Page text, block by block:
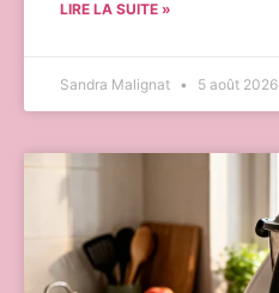
LIRE LA SUITE »
Sandra Malignat 5 août 2026